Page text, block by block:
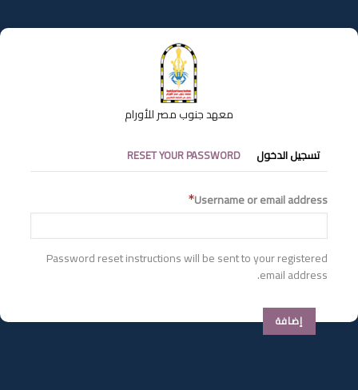
إلى
المحتوى
معهد جنوب مصر للأورام
التبويبات
الأساسية
تسجيل الدخول RESET YOUR PASSWORD
Username or email address
Password reset instructions will be sent to your registered
email address.